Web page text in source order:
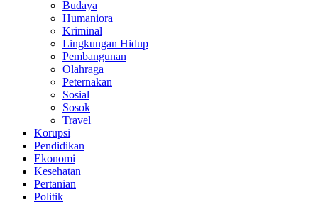
Budaya
Humaniora
Kriminal
Lingkungan Hidup
Pembangunan
Olahraga
Peternakan
Sosial
Sosok
Travel
Korupsi
Pendidikan
Ekonomi
Kesehatan
Pertanian
Politik